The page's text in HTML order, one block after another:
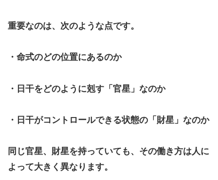
重要なのは、次のような点です。
・命式のどの位置にあるのか
・日干をどのように剋す「官星」なのか
・日干がコントロールできる状態の「財星」なのか
同じ官星、財星を持っていても、その働き方は人に
よって大きく異なります。